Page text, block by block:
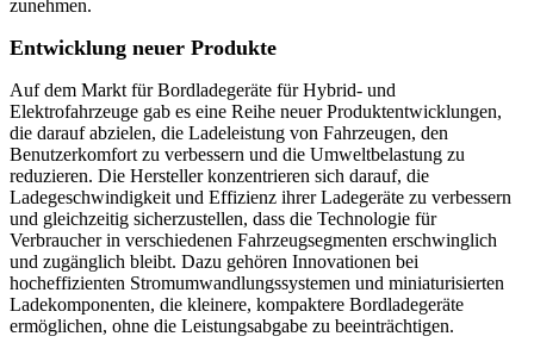
zunehmen.
Entwicklung neuer Produkte
Auf dem Markt für Bordladegeräte für Hybrid- und
Elektrofahrzeuge gab es eine Reihe neuer Produktentwicklungen,
die darauf abzielen, die Ladeleistung von Fahrzeugen, den
Benutzerkomfort zu verbessern und die Umweltbelastung zu
reduzieren. Die Hersteller konzentrieren sich darauf, die
Ladegeschwindigkeit und Effizienz ihrer Ladegeräte zu verbessern
und gleichzeitig sicherzustellen, dass die Technologie für
Verbraucher in verschiedenen Fahrzeugsegmenten erschwinglich
und zugänglich bleibt. Dazu gehören Innovationen bei
hocheffizienten Stromumwandlungssystemen und miniaturisierten
Ladekomponenten, die kleinere, kompaktere Bordladegeräte
ermöglichen, ohne die Leistungsabgabe zu beeinträchtigen.